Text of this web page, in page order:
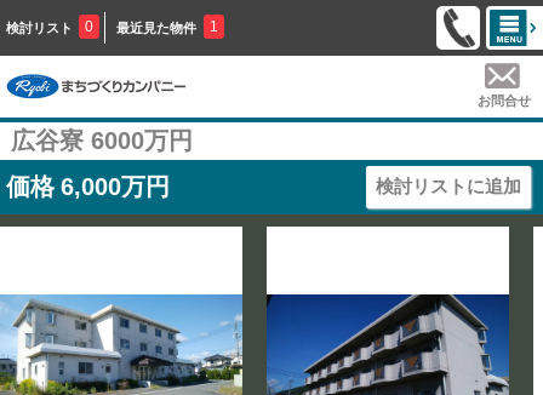
検討リスト 0 最近見た物件 1
お問合せ
広谷寮 6000万円
価格 6,000万円 検討リストに追加